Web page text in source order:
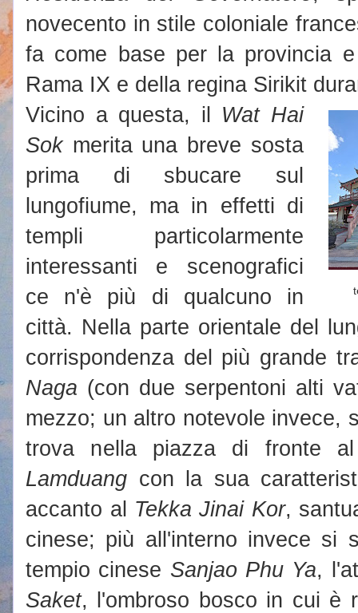
novecento in stile coloniale
fa come base per la provincia
Rama IX e della regina Sirikit
Vicino a questa, il Wat Hai
Sokmerita una breve sosta
prima di sbucare sul
lungofiume, ma in effetti di
templi particolarmente
interessanti e scenografici
ce n'è più di qualcuno in
città. Nella parte orientale del
corrispondenza del più grande
Naga (con due serpentoni alti
mezzo; un altro notevole invece,
trova nella piazza di fronte
Lamduang con la sua
accanto al Tekka Jinai Kor,
cinese; più all'interno invece si
tempio cinese Sanjao Phu Ya,
Saket, l'ombroso bosco in cui è